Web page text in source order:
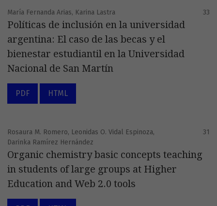
María Fernanda Arias, Karina Lastra 33
Políticas de inclusión en la universidad
argentina: El caso de las becas y el
bienestar estudiantil en la Universidad
Nacional de San Martín
PDF HTML
Rosaura M. Romero, Leonidas O. Vidal Espinoza,
Darinka Ramírez Hernández
31
Organic chemistry basic concepts teaching
in students of large groups at Higher
Education and Web 2.0 tools